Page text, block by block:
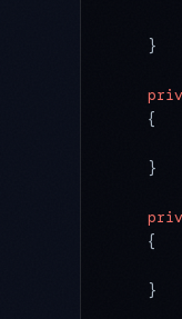
    }
    {
    }
    {
    }